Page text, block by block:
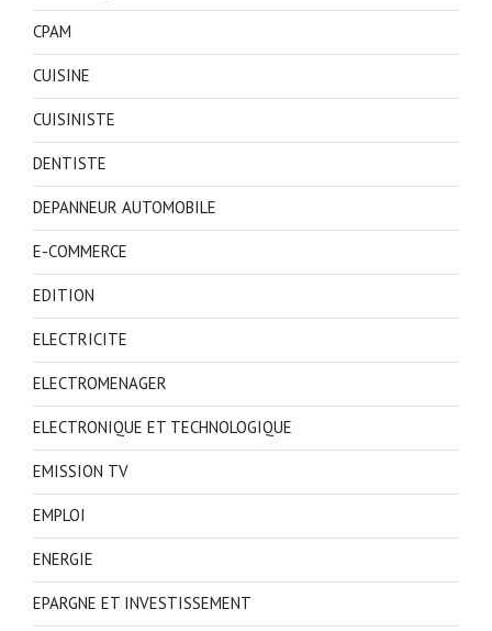
CPAM
CUISINE
CUISINISTE
DENTISTE
DEPANNEUR AUTOMOBILE
E-COMMERCE
EDITION
ELECTRICITE
ELECTROMENAGER
ELECTRONIQUE ET TECHNOLOGIQUE
EMISSION TV
EMPLOI
ENERGIE
EPARGNE ET INVESTISSEMENT